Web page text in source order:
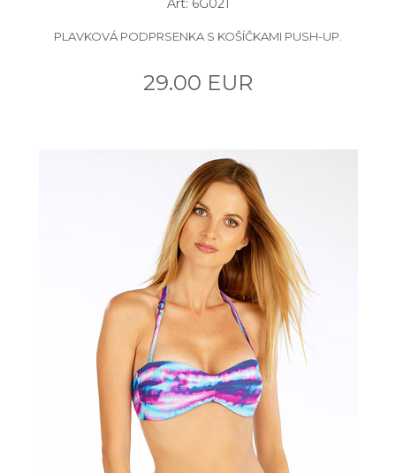
Art: 6G021
PLAVKOVÁ PODPRSENKA S KOŠÍČKAMI PUSH-UP.
29.00 EUR